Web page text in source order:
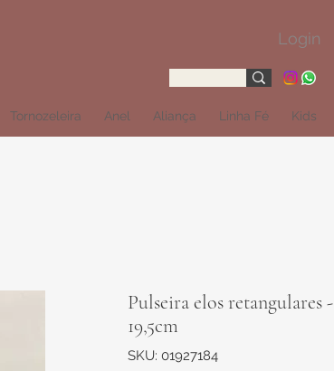
Login
Tornozeleira Anel Aliança Linha Fé Kids
Pulseira elos retangulares -
19,5cm
SKU: 01927184